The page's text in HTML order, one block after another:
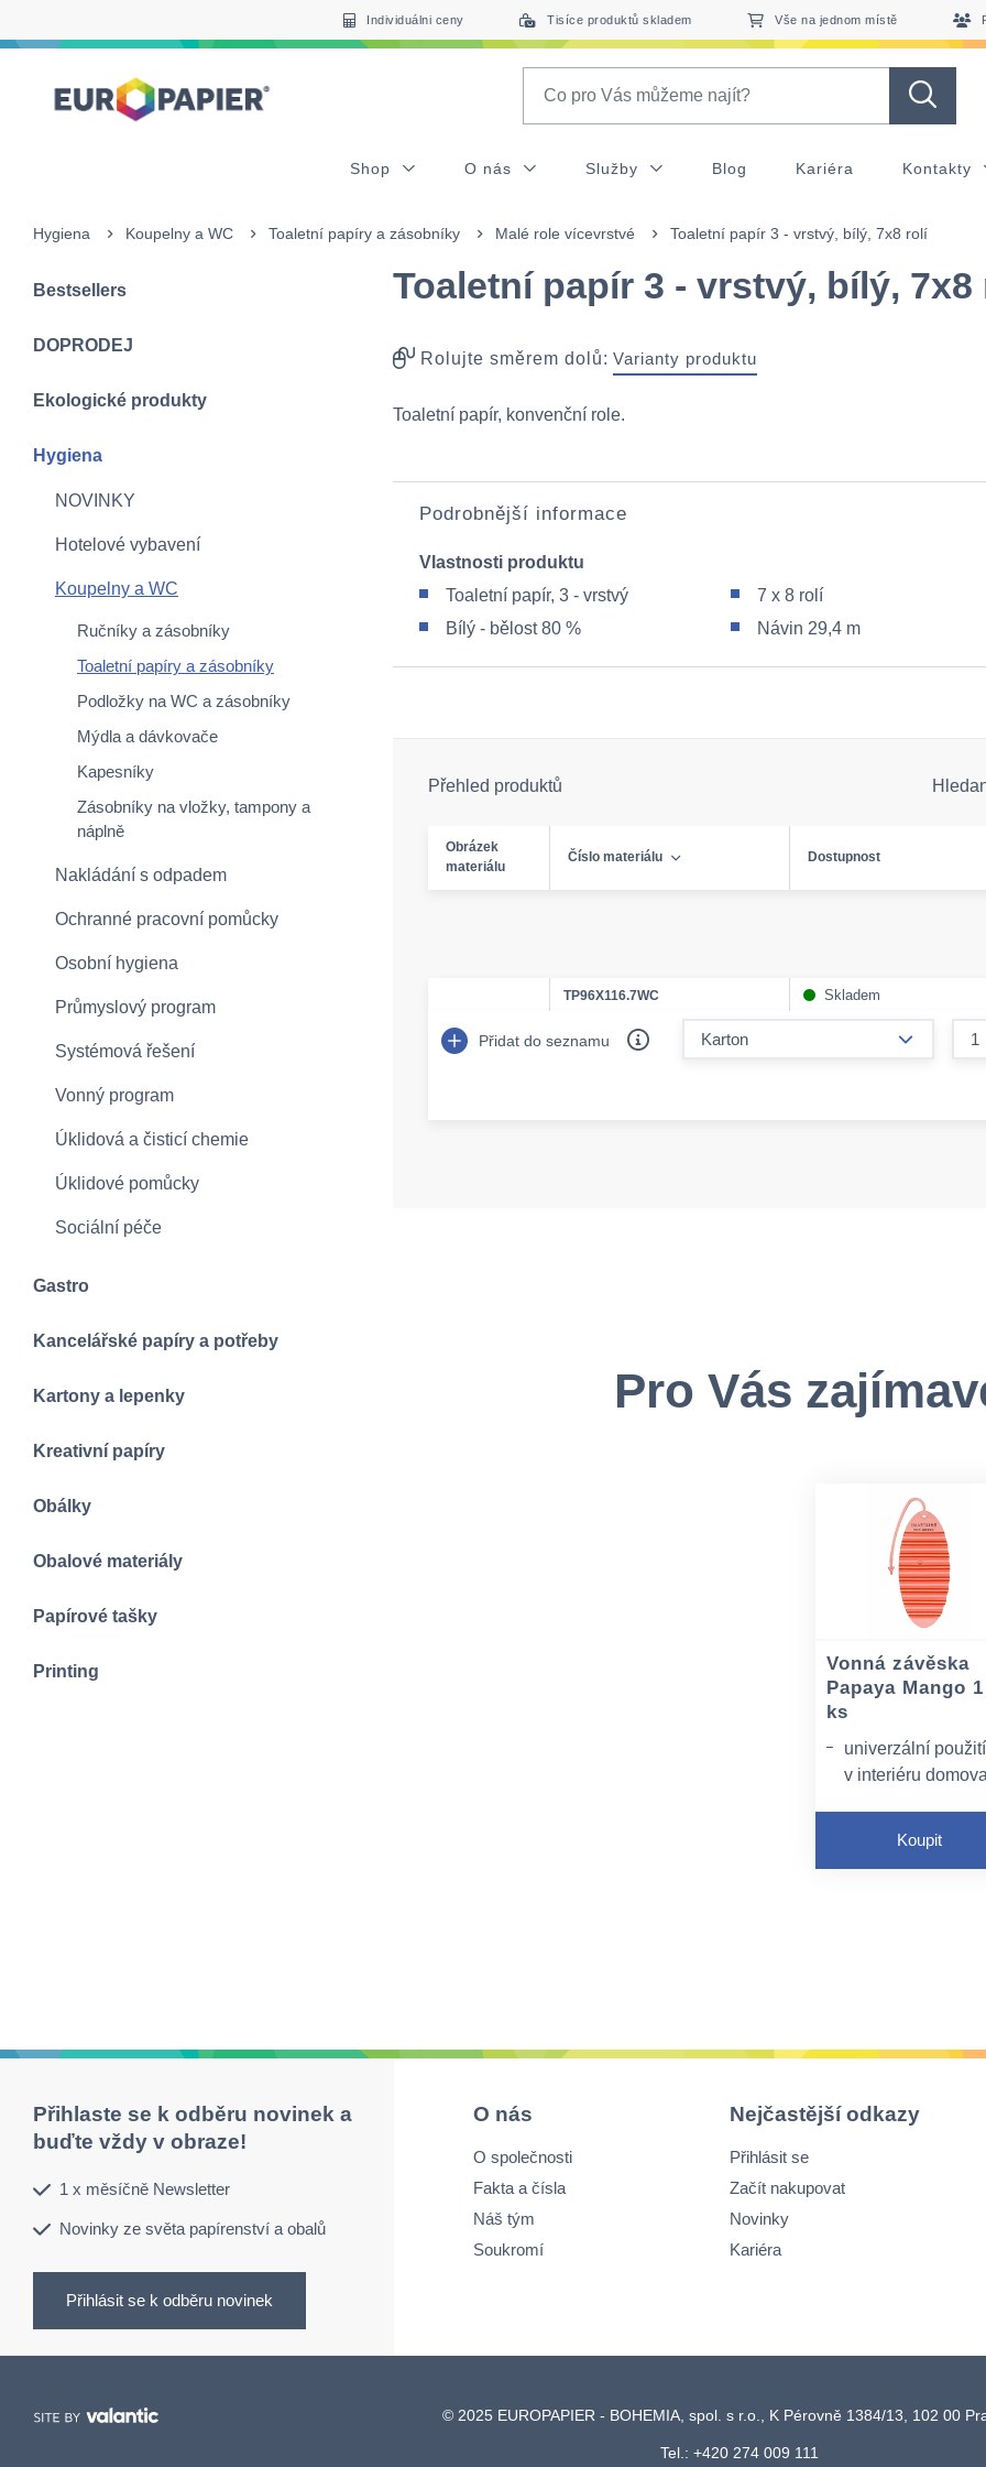
Individuálni ceny Tisíce produktů skladem Vše na jednom místě
Shop O nás Služby Blog Kariéra Kontakty
Hygiena Koupelny a WC Toaletní papíry a zásobníky Malé role vícevrstvé Toaletní papír 3 - vrstvý, bílý, 7x8 rolí
Bestsellers
DOPRODEJ
Ekologické produkty
Hygiena
NOVINKY
Hotelové vybavení
Koupelny a WC
Ručníky a zásobníky
Toaletní papíry a zásobníky
Podložky na WC a zásobníky
Mýdla a dávkovače
Kapesníky
Zásobníky na vložky, tampony a
náplně
Nakládání s odpadem
Ochranné pracovní pomůcky
Osobní hygiena
Průmyslový program
Systémová řešení
Vonný program
Úklidová a čisticí chemie
Úklidové pomůcky
Sociální péče
Gastro
Kancelářské papíry a potřeby
Kartony a lepenky
Kreativní papíry
Obálky
Obalové materiály
Papírové tašky
Printing
Toaletní papír 3 - vrstvý, bílý, 7x8
Rolujte směrem dolů: Varianty produktu
Toaletní papír, konvenční role.
Podrobnější informace
Vlastnosti produktu
Toaletní papír, 3 - vrstvý
Bílý - bělost 80 %
7 x 8 rolí
Návin 29,4 m
Přehled produktů
Obrázek
materiálu
Číslo materiálu Dostupnost
TP96X116.7WC Skladem
Přidat do seznamu
Pro Vás
Vonná závěska
Papaya Mango 1
ks
univerzální
v interiéru
v automobilech, k
lze využít
neaktivuje se
Koupit
Přihlaste se k odběru novinek a
buďte vždy v obraze!
1 x měsíčně Newsletter
Novinky ze světa papírenství a obalů
Přihlásit se k odběru novinek
O nás
O společnosti
Fakta a čísla
Náš tým
Soukromí
Nejčastější odkazy
Přihlásit se
Začít nakupovat
Novinky
Kariéra
© 2025 EUROPAPIER - BOHEMIA, spol. s r.o., K Pérovně 1384/13, 102 00
Tel.: +420 274 009 111